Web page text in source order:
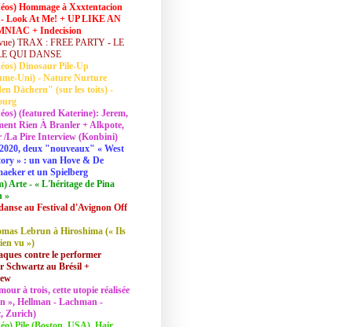
Hommage à Xxxtentacion
Look At Me! + UP LIKE AN
+ Indecision
TRAX : FREE PARTY - LE
QUI DANSE
Dinosaur Pile-Up
Uni) - Nature Nurture
Dächern" (sur les toits) -
(featured Katerine): Jerem,
Rien À Branler + Alkpote,
/La Pire Interview (Konbini)
deux "nouveaux" « West
» : un van Hove & De
et un Spielberg
Arte - « L'héritage de Pina
»
au Festival d'Avignon Off
Lebrun à Hiroshima (« Ils
vu »)
contre le performer
Schwartz au Brésil +
à trois, cette utopie réalisée
», Hellman - Lachman -
Zurich)